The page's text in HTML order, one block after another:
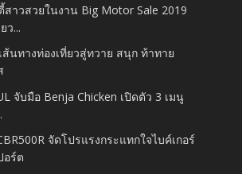
สาวสวยในงาน Big Motor Sale 2019
ว...
ส้นทางท่องเที่ยวสู่ทวาย สนุก ท้าทาย
จับมือ Benja Chicken เปิดตัว 3 เมนู
จัดโปรแรงกระแทกใจไบค์เกอร์
อร์ต